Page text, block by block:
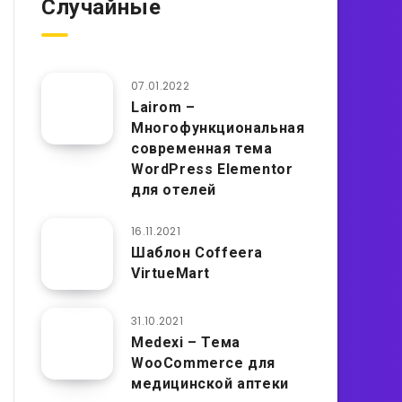
Случайные
07.01.2022
Lairom –
Многофункциональная
современная тема
WordPress Elementor
для отелей
16.11.2021
Шаблон Coffeera
VirtueMart
31.10.2021
Medexi – Тема
WooCommerce для
медицинской аптеки